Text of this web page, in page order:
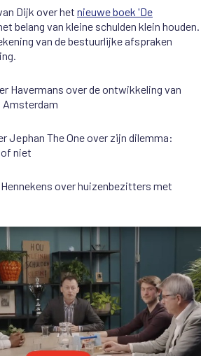
Dijk over het nieuwe boek 'De
belang van kleine schulden klein houden.
van de bestuurlijke afspraken
Havermans over de ontwikkeling van
Amsterdam
Jephan The One over zijn dilemma:
of niet
Hennekens over huizenbezitters met